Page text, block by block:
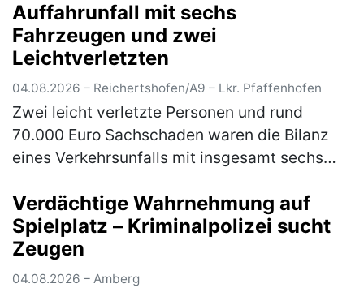
jährige Fahrer eines Sattelzugs war…
Auffahrunfall mit sechs
Fahrzeugen und zwei
Leichtverletzten
04.08.2026 – Reichertshofen/A9 – Lkr. Pfaffenhofen
Zwei leicht verletzte Personen und rund
70.000 Euro Sachschaden waren die Bilanz
eines Verkehrsunfalls mit insgesamt sechs
Montagabend gegen 20.00 Uhr. Ein 50-jäh…
(mehr)
Verdächtige Wahrnehmung auf
Spielplatz – Kriminalpolizei sucht
Zeugen
04.08.2026 – Amberg